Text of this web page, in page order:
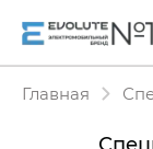
Главная